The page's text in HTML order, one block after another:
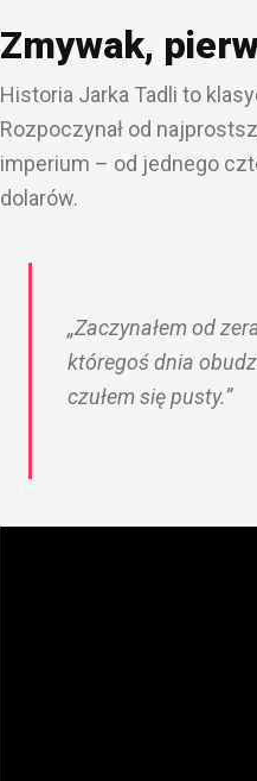
Zmywak,
Historia Jarka Tadli to
Rozpoczynał od
imperium – od jednego
dolarów.
„Zaczynałem od
któregoś dnia
czułem się pusty.”